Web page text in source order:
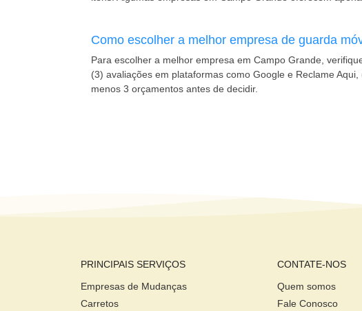
Como escolher a melhor empresa de guarda
Para escolher a melhor empresa em Campo Grande,
(3) avaliações em plataformas como Google e Reclame
menos 3 orçamentos antes de decidir.
PRINCIPAIS SERVIÇOS
Empresas de Mudanças
Carretos
CONTATE-NOS
Quem somos
Fale Conosco